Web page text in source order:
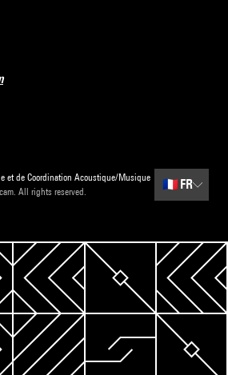
et de Coordination Acoustique/Musique
All rights reserved.
🇫🇷 FR